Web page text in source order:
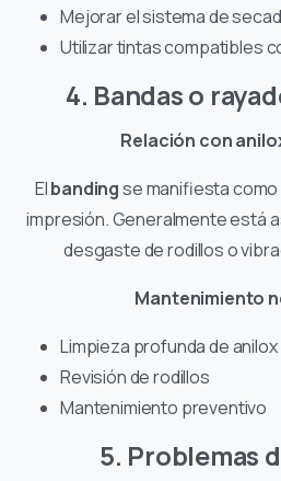
Mejorar el sistema de
Utilizar tintas compatibles
4. Bandas o
Relación con
Elbandingse manifiesta
impresión. Generalmente está
desgaste de rodillos o
Mantenimiento
Limpieza profunda de anilox
Revisión de rodillos
Mantenimiento preventivo
5. Problemas